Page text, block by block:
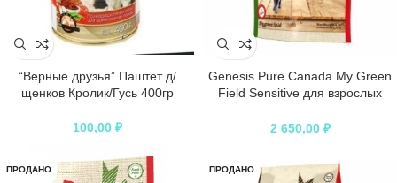
“Верные друзья” Паштет д/
щенков Кролик/Гусь 400гр
100,00 ₽
Genesis Pure Canada My Green
Field Sensitive для взрослых
пищеварением с говядиной,
2 650,00 ₽
ПРОДАНО ПРОДАНО